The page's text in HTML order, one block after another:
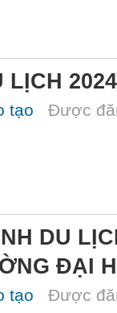
LỊCH 2024
tạo Được
DU
ĐẠI
tạo Được